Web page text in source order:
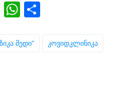
T
e
W
at
ar
Მედი" Კოვიდკლინიკა